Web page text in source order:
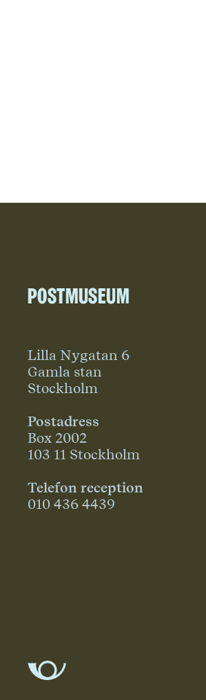
Postmuseum
Lilla Nygatan 6
Gamla stan
Stockholm
Postadress
Box 2002
103 11 Stockholm
Telefon reception
010 436 4439